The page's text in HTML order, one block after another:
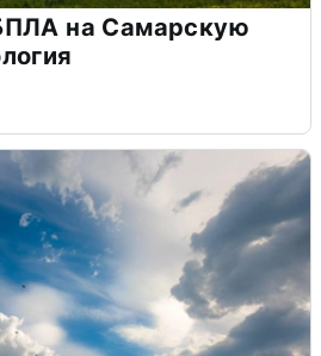
на Самарскую